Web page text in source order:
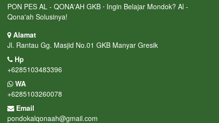
PON PES AL - QONA'AH GKB ⋅ Ingin Belajar Mondok? Al -
Qona'ah Solusinya!
Alamat
Jl. Rantau Gg. Masjid No.01 GKB Manyar Gresik
Hp
+6285103483396
WA
+6285103260078
Email
pondokalqonaah@gmail.com